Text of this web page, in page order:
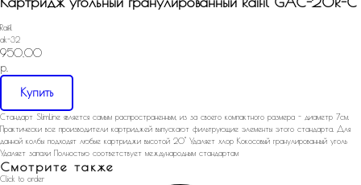
Raifil
ak-32
950,00
р.
Купить
Стандарт SlimLine является самым распространенным, из за своего компактного размера - диаметр 7см.
Практически все производители картриджей выпускают фильтрующие элементы этого стандарта. Для
данной колбы подходят любые картриджи высотой 20" Удаляет хлор Кокосовый гранулированный уголь
Удаляет запахи Полностью соответствует международным стандартам
Смотрите также
Click to order